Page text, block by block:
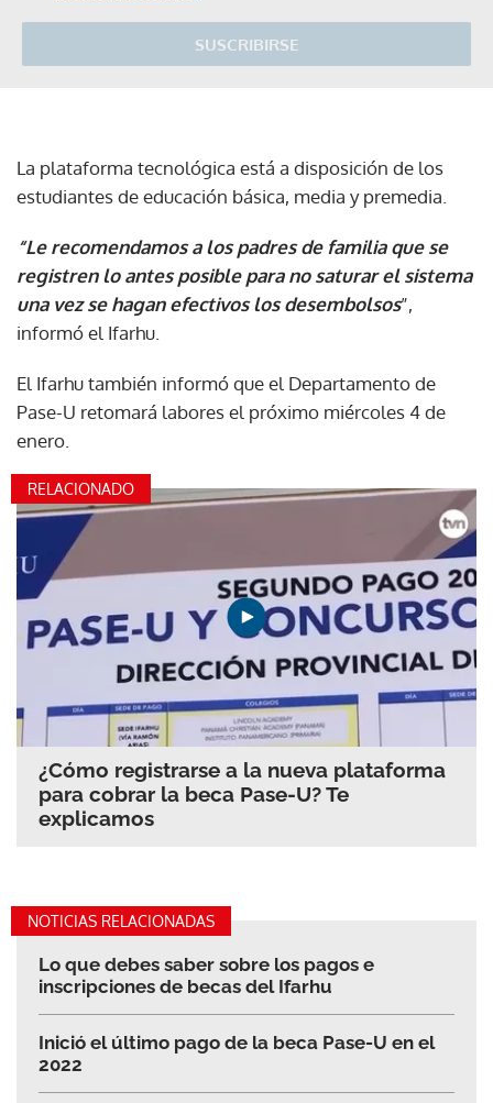
SUSCRIBIRSE
La plataforma tecnológica está a disposición de los
estudiantes de educación básica, media y premedia.
“Le recomendamos a los padres de familia que se
registren lo antes posible para no saturar el sistema
una vez se hagan efectivos los desembolsos”,
informó el Ifarhu.
El Ifarhu también informó que el Departamento de
Pase-U retomará labores el próximo miércoles 4 de
enero.
RELACIONADO
¿Cómo registrarse a la nueva plataforma
para cobrar la beca Pase-U? Te
explicamos
NOTICIAS RELACIONADAS
Lo que debes saber sobre los pagos e
inscripciones de becas del Ifarhu
Inició el último pago de la beca Pase-U en el
2022